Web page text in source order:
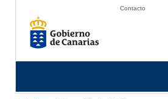
Contacto